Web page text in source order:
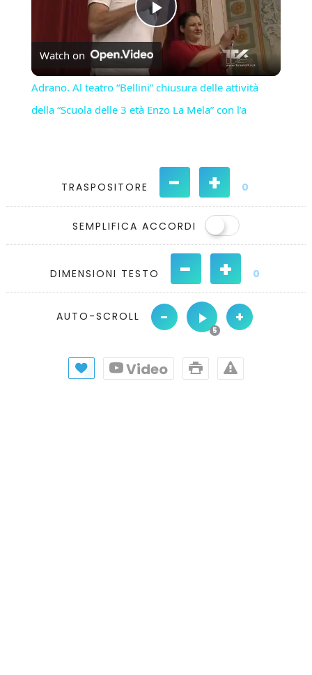
Play
Video
Watch on
Adrano. Al teatro “Bellini” chiusura delle attività
della “Scuola delle 3 età Enzo La Mela” con l’a
TRASPOSITORE - + 0
SEMPLIFICA ACCORDI
DIMENSIONI TESTO - + 0
AUTO-SCROLL - +
Video